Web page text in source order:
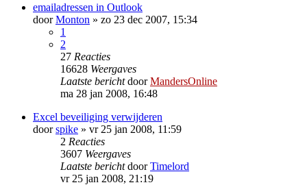
emailadressen in Outlook
doorMonton » zo 23 dec 2007, 15:34
1
2
27 Reacties
16628 Weergaves
Laatste berichtdoorMandersOnline
ma 28 jan 2008, 16:48
Excel beveiliging verwijderen
doorspike » vr 25 jan 2008, 11:59
2 Reacties
3607 Weergaves
Laatste berichtdoorTimelord
vr 25 jan 2008, 21:19